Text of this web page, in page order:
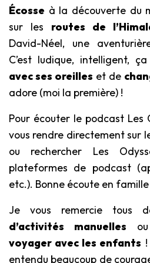
Écosse à la découverte du
sur les routes de
David-Néel, une
C’est ludique, intelligent,
avec ses oreilles et de
adore (moi la première) !
Pour écouter le podcast Les
vous rendre directement sur
ou rechercher Les
plateformes de podcast
etc.). Bonne écoute en famille
Je vous remercie tous
d’activités manuelles ou
voyager avec les enfants
entendu beaucoup de